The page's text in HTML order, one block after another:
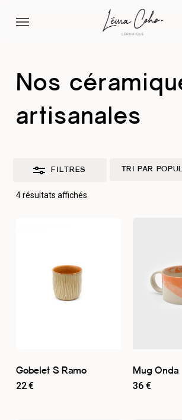
Menu
Nos
artisanales
FILTRES
4 résultats affichésTrié
TRI PAR
Gobelet S Ramo
22€
Mug Onda
36 €